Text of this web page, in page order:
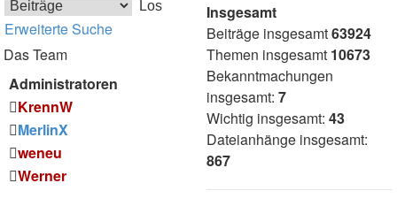
Erweiterte Suche
Das Team
Administratoren
KrennW
MerlinX
weneu
Werner
Insgesamt
Beiträge insgesamt63924
Themen insgesamt 10673
Bekanntmachungen
insgesamt:7
Wichtig insgesamt:43
Dateianhänge insgesamt:
867